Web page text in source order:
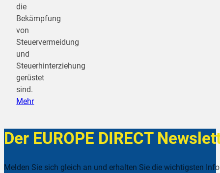
die
Bekämpfung
von
Steuervermeidung
und
Steuerhinterziehung
gerüstet
sind.
Mehr
Der EUROPE DIRECT
Melden Sie sich gleich an und erhalten Sie die wichtigsten